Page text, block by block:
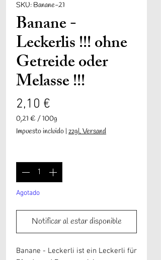
SKU: Banane-21
Banane -
Leckerlis !!! ohne
Getreide oder
Melasse !!!
2,10 €
0,21 € / 100g
0,21 €
por
Impuesto incluido| zzgl. Versand
Agotado
Notificar al estar disponible
Banane - Leckerli ist ein Leckerli für